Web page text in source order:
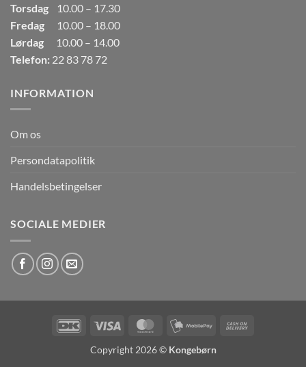
Torsdag
10.00 – 17.30
Fredag
10.00 – 18.00
Lørdag
10.00 – 14.00
Telefon: 22 83 78 72
INFORMATION
Om os
Persondatapolitik
Handelsbetingelser
SOCIALE MEDIER
DanKortVisa MasterCardMobilePay
Copyright 2026 © Kongebørn